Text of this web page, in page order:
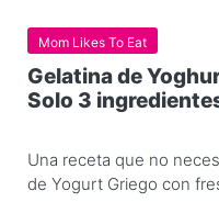
Mom Likes To Eat
Gelatina de
Solo 3
Una receta que no
de Yogurt Griego con